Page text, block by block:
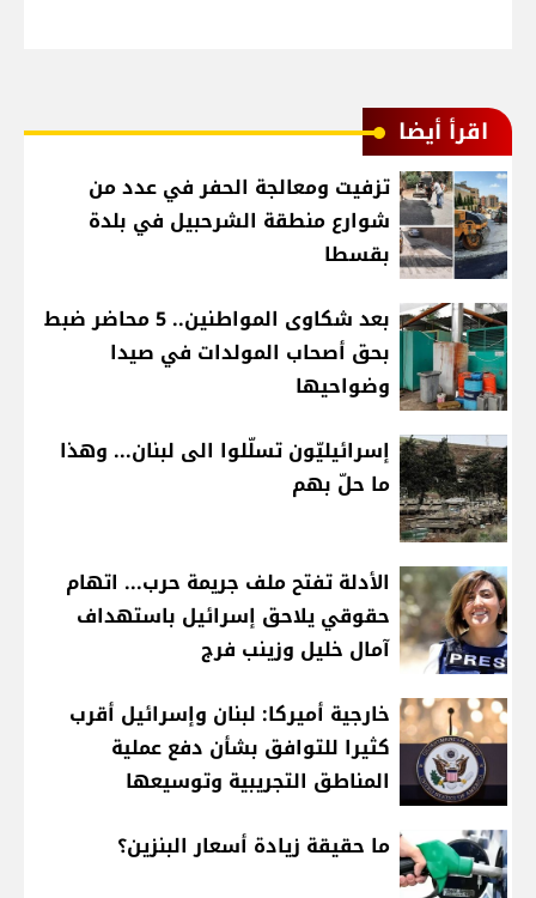
اقرأ أيضا
تزفيت ومعالجة الحفر في عدد من
شوارع منطقة الشرحبيل في بلدة
بقسطا
بعد شكاوى المواطنين.. 5 محاضر ضبط
بحق أصحاب المولدات في صيدا
وضواحيها
إسرائيليّون تسلّلوا الى لبنان... وهذا
ما حلّ بهم
الأدلة تفتح ملف جريمة حرب... اتهام
حقوقي يلاحق إسرائيل باستهداف
آمال خليل وزينب فرج
خارجية أميركا: لبنان وإسرائيل أقرب
كثيرا للتوافق بشأن دفع عملية
المناطق التجريبية وتوسيعها
ما حقيقة زيادة أسعار البنزين؟